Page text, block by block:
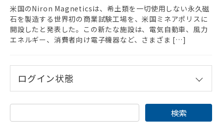
米国のNiron Magneticsは、希土類を一切使用しない永久磁
石を製造する世界初の商業試験工場を、米国ミネアポリスに
開設したと発表した。この新たな施設は、電気自動車、風力
エネルギー、消費者向け電子機器など、さまざま […]
ログイン状態